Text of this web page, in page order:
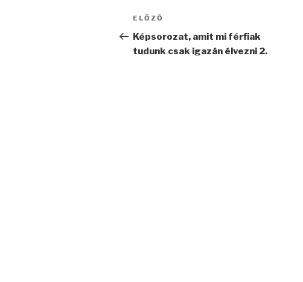
Bejegyzés
navigáció
Korábbi
bejegyzés
ELŐZŐ
Képsorozat, amit mi férfiak
tudunk csak igazán élvezni 2.